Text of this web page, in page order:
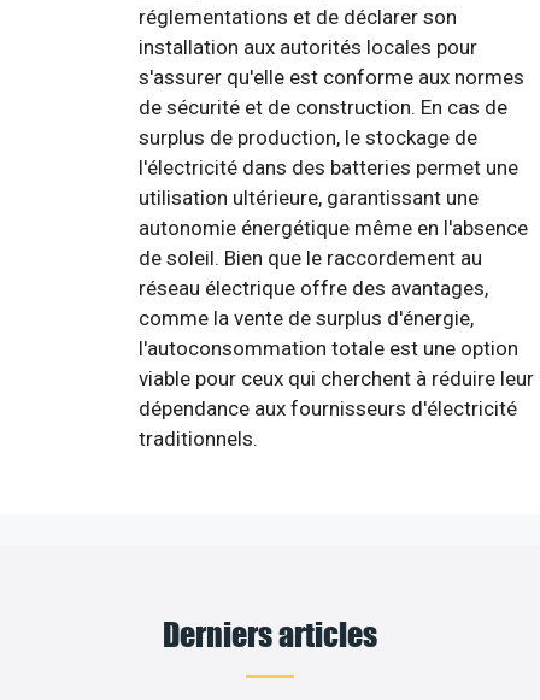
réglementations et de déclarer son
installation aux autorités locales pour
s'assurer qu'elle est conforme aux normes
de sécurité et de construction. En cas de
surplus de production, le stockage de
l'électricité dans des batteries permet une
utilisation ultérieure, garantissant une
autonomie énergétique même en l'absence
de soleil. Bien que le raccordement au
réseau électrique offre des avantages,
comme la vente de surplus d'énergie,
l'autoconsommation totale est une option
viable pour ceux qui cherchent à réduire leur
dépendance aux fournisseurs d'électricité
traditionnels.
Derniers articles